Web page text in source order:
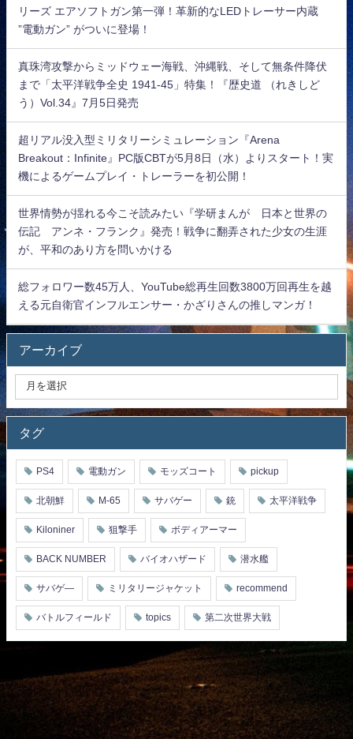
リーズ エアソフトガン第一弾！革新的なLEDトレーサー内蔵
”電動ガン” がついに登場！
真珠湾攻撃からミッドウェー海戦、沖縄戦、そして無条件降伏
まで「太平洋戦争全史 1941-45」特集！『歴史道 （れきしど
う）Vol.34』7月5日発売
超リアル没入型ミリタリーシミュレーション『Arena
Breakout：Infinite』PC版CBTが5月8日（水）よりスタート！実
機によるゲームプレイ・トレーラーを初公開！
世界情勢が揺れる今こそ読みたい『学研まんが 日本と世界の
伝記 アンネ・フランク』発売！戦争に翻弄された少女の生涯
が、平和のあり方を問いかける
総フォロワー数45万人、YouTube総再生回数3800万回再生を越
える元自衛官インフルエンサー・かざりさんの推しマンガ！
アーカイブ
タグ
PS4 電動ガン モッズコート pickup
北朝鮮 M-65 サバゲー 銃 太平洋戦争
Kiloniner 狙撃手 ボディアーマー
BACK NUMBER バイオハザード 潜水艦
サバゲ― ミリタリージャケット recommend
バトルフィールド topics 第二次世界大戦